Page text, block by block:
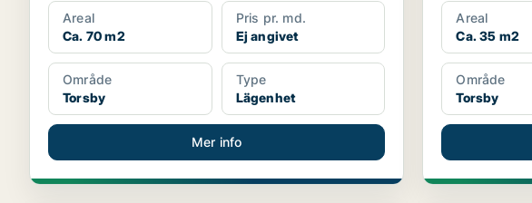
Areal
Ca. 70 m2
Pris pr. md.
Ej angivet
Område
Torsby
Type
Lägenhet
Mer info
Areal
Ca. 35 m2
Område
Torsby